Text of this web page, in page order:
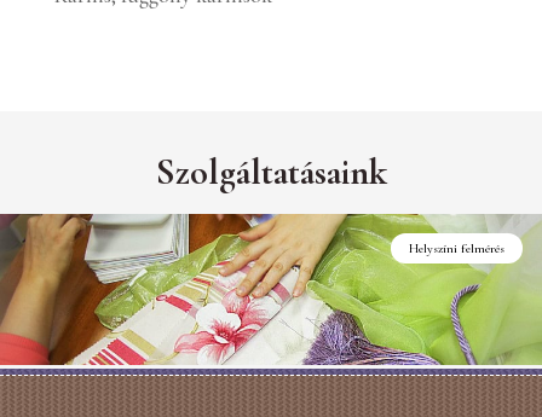
Szolgáltatásaink
Helyszíni felmérés